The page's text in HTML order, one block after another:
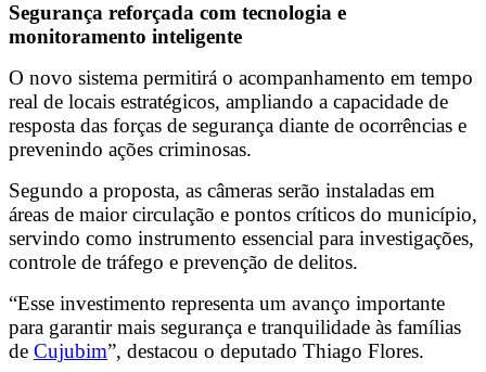
Segurança reforçada com tecnologia e
monitoramento inteligente
O novo sistema permitirá o acompanhamento em tempo
real de locais estratégicos, ampliando a capacidade de
resposta das forças de segurança diante de ocorrências e
prevenindo ações criminosas.
Segundo a proposta, as câmeras serão instaladas em
áreas de maior circulação e pontos críticos do município,
servindo como instrumento essencial para investigações,
controle de tráfego e prevenção de delitos.
“Esse investimento representa um avanço importante
para garantir mais segurança e tranquilidade às famílias
de Cujubim”, destacou o deputado Thiago Flores.